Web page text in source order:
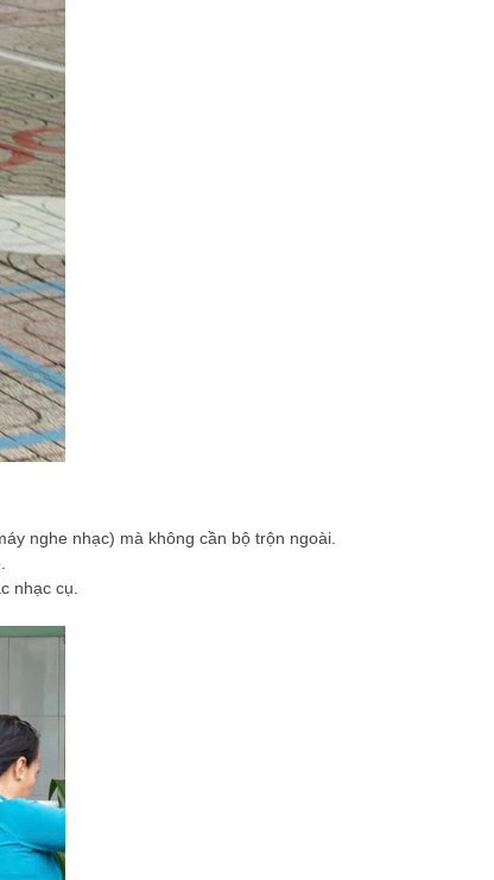
nghe nhạc) mà không cần bộ trộn ngoài.
nhạc cụ.